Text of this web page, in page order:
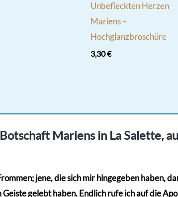
Unbefleckten Herzen
Mariens –
Hochglanzbroschüre
3,30€
Botschaft Mariens in La Salette,
jene, die sich mir hingegeben haben,
gelebt haben. Endlich rufe ich auf die